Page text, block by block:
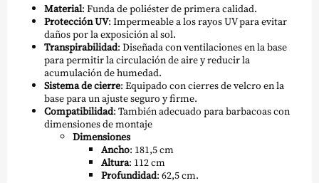
Material: Funda de poliéster de primera calidad.
Protección UV: Impermeable a los rayos UV para evitar
daños por la exposición al sol.
Transpirabilidad: Diseñada con ventilaciones en la base
para permitir la circulación de aire y reducir la
acumulación de humedad.
Sistema de cierre: Equipado con cierres de velcro en la
base para un ajuste seguro y firme.
Compatibilidad: También adecuado para barbacoas con
dimensiones de montaje
Dimensiones
Ancho: 181,5 cm
Altura: 112 cm
Profundidad: 62,5 cm.